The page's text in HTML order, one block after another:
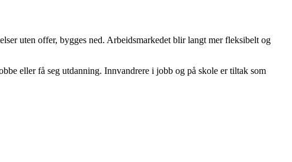
uten offer, bygges ned. Arbeidsmarkedet blir langt mer fleksibelt og
eller få seg utdanning. Innvandrere i jobb og på skole er tiltak som